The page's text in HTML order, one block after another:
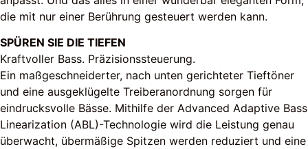
die mit nur einer Berührung gesteuert werden kann.
SPÜREN SIE DIE TIEFEN
Kraftvoller Bass. Präzisionssteuerung.
Ein maßgeschneiderter, nach unten gerichteter Tieftöner
und eine ausgeklügelte Treiberanordnung sorgen für
eindrucksvolle Bässe. Mithilfe der Advanced Adaptive Bass
Linearization (ABL)-Technologie wird die Leistung genau
überwacht, übermäßige Spitzen werden reduziert und eine